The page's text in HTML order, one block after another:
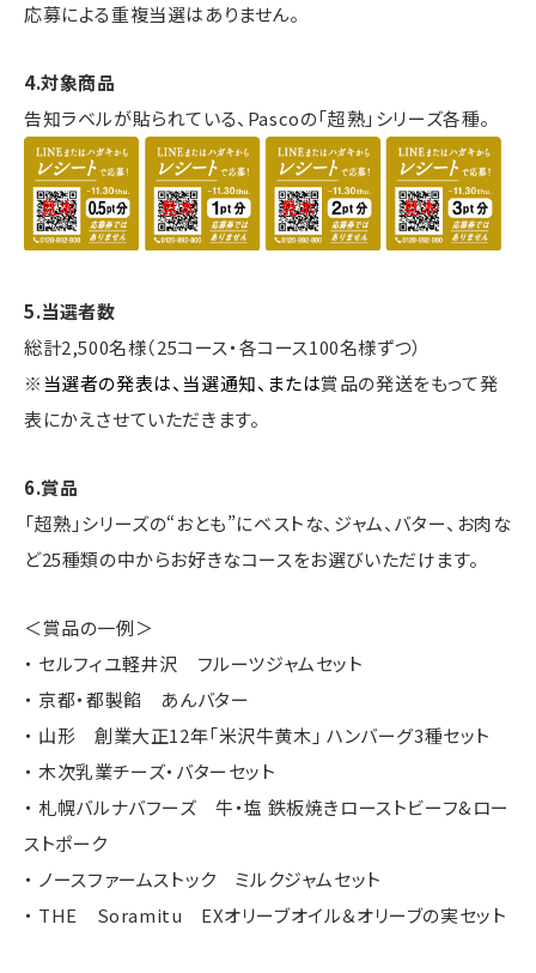
応募による重複当選はありません。
4.対象商品
告知ラベルが貼られている、Pascoの「超熟」シリーズ各種。
5.当選者数
総計2,500名様（25コース・各コース100名様ずつ）
※ 当選者の発表は、当選通知、 または賞品の発送をもって発
表にかえさせていただきます。
6.賞品
「超熟」シリーズの“おとも”にベストな、ジャム、バター、お肉な
ど25種類の中からお好きなコースをお選びいただけます。
＜賞品の一例＞
・ セルフィユ軽井沢 フルーツジャムセット
・ 京都・都製餡 あんバター
・ 山形 創業大正12年「米沢牛黄木」 ハンバーグ3種セット
・ 木次乳業チーズ・バターセット
・ 札幌バルナバフーズ 牛・塩 鉄板焼きローストビーフ&ロー
ストポーク
・ ノースファームストック ミルクジャムセット
・ THE Soramitu EXオリーブオイル＆オリーブの実セット